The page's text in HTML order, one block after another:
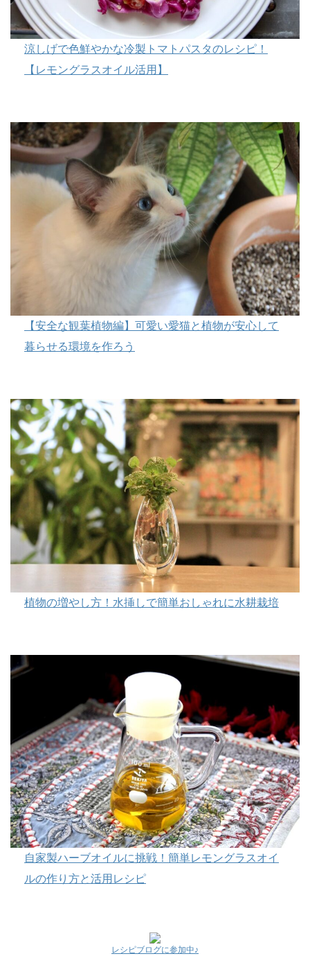
涼しげで色鮮やかな冷製トマトパスタのレシピ！
【レモングラスオイル活用】
【安全な観葉植物編】可愛い愛猫と植物が安心して
暮らせる環境を作ろう
植物の増やし方！水挿しで簡単おしゃれに水耕栽培
自家製ハーブオイルに挑戦！簡単レモングラスオイ
ルの作り方と活用レシピ
レシピブログに参加中♪